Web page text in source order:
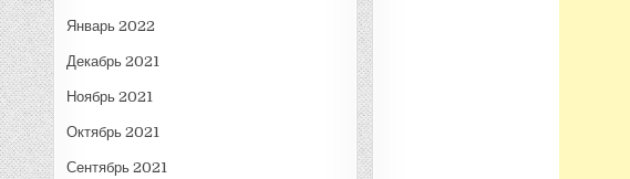
Январь 2022
Декабрь 2021
Ноябрь 2021
Октябрь 2021
Сентябрь 2021